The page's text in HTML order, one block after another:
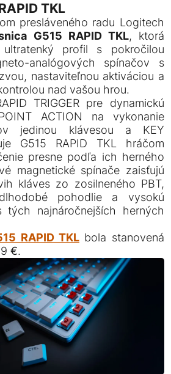
TKL
presláveného radu Logitech
G515 RAPID TKL, ktorá
ultratenký profil s pokročilou
analógových spínačov s
nastaviteľnou aktiváciou a
nad vašou hrou.
TRIGGER pre dynamickú
ACTION na vykonanie
jedinou klávesou a KEY
G515 RAPID TKL hráčom
presne podľa ich herného
magnetické spínače zaisťujú
kláves zo zosilneného PBT,
pohodlie a vysokú
najnáročnejších herných
RAPID TKLbola stanovená
€.